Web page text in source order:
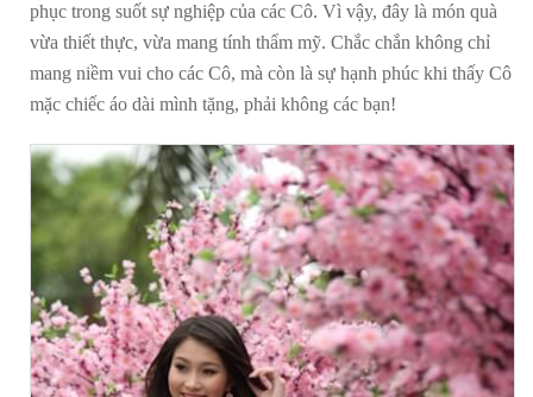
phục trong suốt sự nghiệp của các Cô. Vì vậy, đây là món quà
vừa thiết thực, vừa mang tính thẩm mỹ. Chắc chắn không chỉ
mang niềm vui cho các Cô, mà còn là sự hạnh phúc khi thấy Cô
mặc chiếc áo dài mình tặng, phải không các bạn!